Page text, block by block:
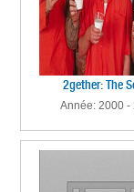
2gether: The
Année: 2000 -